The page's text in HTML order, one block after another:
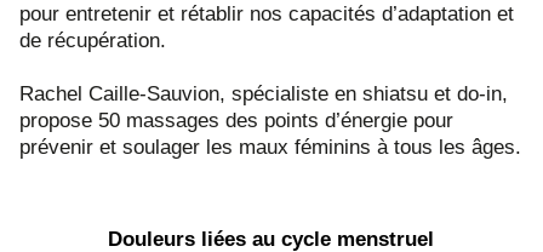
pour entretenir et rétablir nos capacités d’adaptation et
de récupération.
Rachel Caille-Sauvion, spécialiste en shiatsu et do-in,
propose 50 massages des points d’énergie pour
prévenir et soulager les maux féminins à tous les âges.
Douleurs liées au cycle menstruel